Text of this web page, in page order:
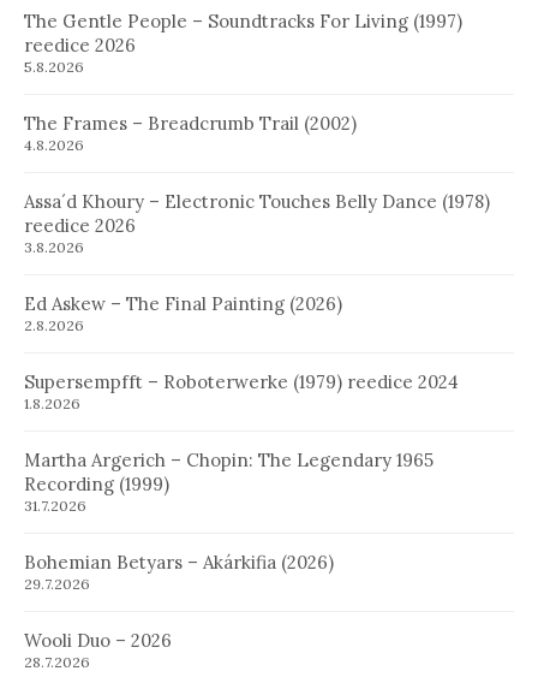
The Gentle People – Soundtracks For Living (1997)
reedice 2026
5.8.2026
The Frames – Breadcrumb Trail (2002)
4.8.2026
Assa´d Khoury – Electronic Touches Belly Dance (1978)
reedice 2026
3.8.2026
Ed Askew – The Final Painting (2026)
2.8.2026
Supersempfft – Roboterwerke (1979) reedice 2024
1.8.2026
Martha Argerich – Chopin: The Legendary 1965
Recording (1999)
31.7.2026
Bohemian Betyars – Akárkifia (2026)
29.7.2026
Wooli Duo – 2026
28.7.2026